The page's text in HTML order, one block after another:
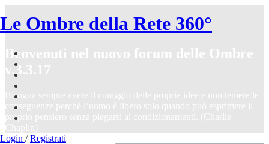
Le Ombre della Rete 360°
Login / Registrati
Benvenuti nel nuovo forum delle Ombre
v.3.3.17
Bisogna sempre avere il coraggio delle proprie idee e non temere le
conseguenze perchè l’uomo è libero solo quando può esprimere il
proprio pensiero senza piegarsi ai condizionamenti. (Charlie
Chaplin)